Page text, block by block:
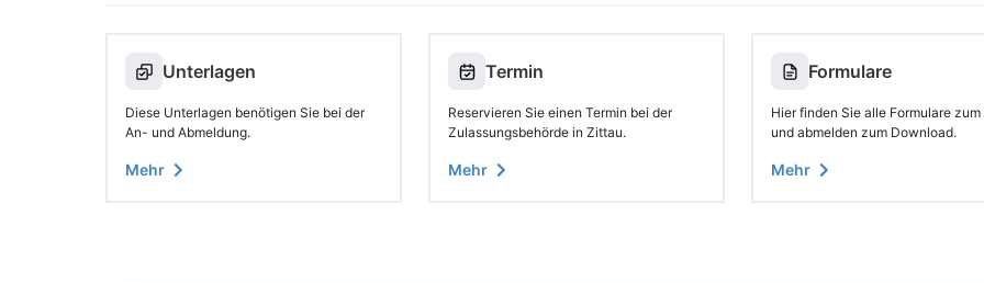
Unterlagen
Diese Unterlagen benötigen Sie bei der
An- und Abmeldung.
Mehr
Termin
Reservieren Sie einen Termin bei der
Zulassungsbehörde in Zittau.
Mehr
Formulare
Hier finden Sie alle Formulare
und abmelden zum Download.
Mehr